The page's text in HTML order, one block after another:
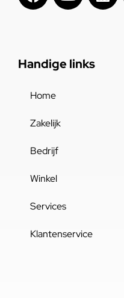
Handige links
Home
Zakelijk
Bedrijf
Winkel
Services
Klantenservice